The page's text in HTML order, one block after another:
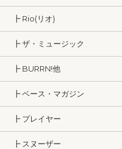
┣ Rio(リオ)
┣ ザ・ミュージック
┣ BURRN!他
┣ ベース・マガジン
┣ プレイヤー
┣ スヌーザー